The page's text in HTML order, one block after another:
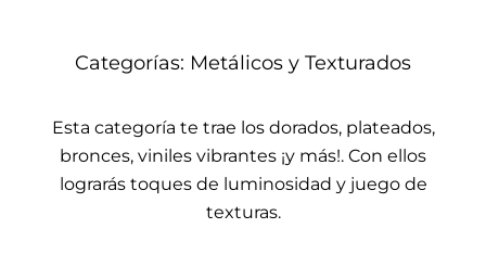
Categorías: Metálicos y Texturados
Esta categoría te trae los dorados, plateados,
bronces, viniles vibrantes ¡y más!. Con ellos
lograrás toques de luminosidad y juego de
texturas.